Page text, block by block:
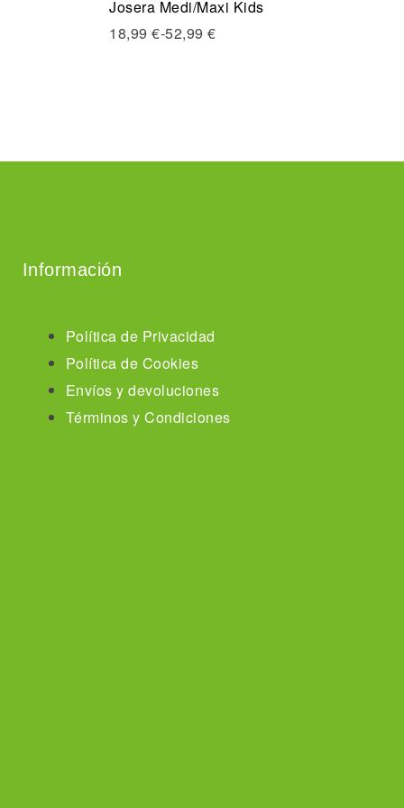
Quick view
Josera Medi/Maxi Kids
18,99 €-52,99 €
Información
Política de Privacidad
Política de Cookies
Envíos y devoluciones
Términos y Condiciones